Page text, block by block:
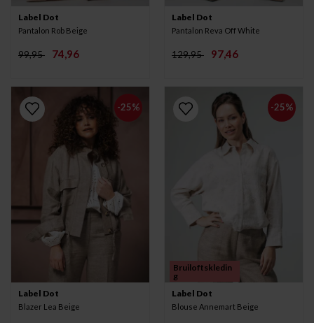
Label Dot
Pantalon Rob Beige
99,95 74,96
Label Dot
Pantalon Reva Off White
129,95 97,46
-25%
Label Dot
Blazer Lea Beige
-25%
Bruiloftskledin
g
Label Dot
Blouse Annemart Beige